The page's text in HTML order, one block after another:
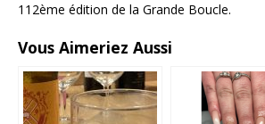
112ème édition de la Grande Boucle.
Vous Aimeriez Aussi